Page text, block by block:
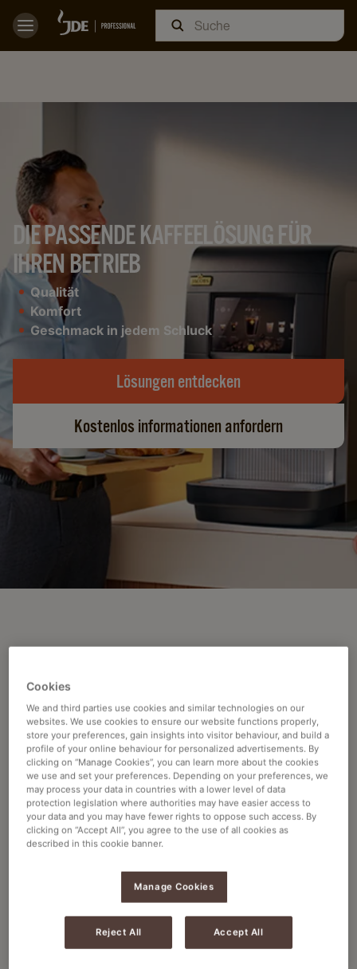
DIE PASSENDE KAFFEELÖSUNG FÜR
IHREN BETRIEB
Qualität
Komfort
Geschmack in jedem Schluck
Lösungen entdecken
Kostenlos informationen anfordern
FINDEN SIE DIE BESTE LÖSUNG FÜR IHR
UNTERNEHMEN
Cookies
We and third parties use cookies and similar technologies on our
websites. We use cookies to ensure our website functions properly,
store your preferences, gain insights into visitor behaviour, and build a
profile of your online behaviour for personalized advertisements. By
clicking on “Manage Cookies”, you can learn more about the cookies
we use and set your preferences. Depending on your preferences, we
may process your data in countries with a lower level of data
protection legislation where authorities may have easier access to
your data and you may have fewer rights to oppose such access. By
clicking on “Accept All”, you agree to the use of all cookies as
described in this cookie banner.
Manage Cookies
Reject All Accept All